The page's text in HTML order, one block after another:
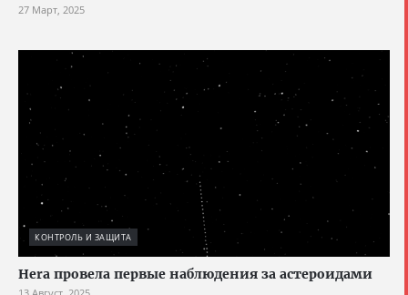
27 Март, 2025
КОНТРОЛЬ И ЗАЩИТА
Hera провела первые наблюдения за астероидами